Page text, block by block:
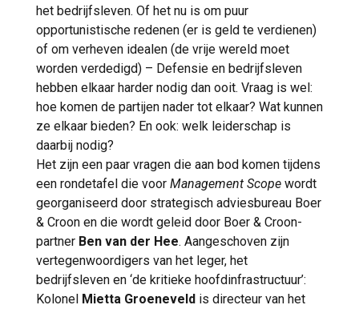
het bedrijfsleven. Of het nu is om puur
opportunistische redenen (er is geld te verdienen)
of om verheven idealen (de vrije wereld moet
worden verdedigd) – Defensie en bedrijfsleven
hebben elkaar harder nodig dan ooit. Vraag is wel:
hoe komen de partijen nader tot elkaar? Wat kunnen
ze elkaar bieden? En ook: welk leiderschap is
daarbij nodig?
Het zijn een paar vragen die aan bod komen tijdens
een rondetafel die voor Management Scope wordt
georganiseerd door strategisch adviesbureau Boer
& Croon en die wordt geleid door Boer & Croon-
partner Ben van der Hee. Aangeschoven zijn
vertegenwoordigers van het leger, het
bedrijfsleven en ‘de kritieke hoofdinfrastructuur’:
Kolonel Mietta Groeneveld is directeur van het